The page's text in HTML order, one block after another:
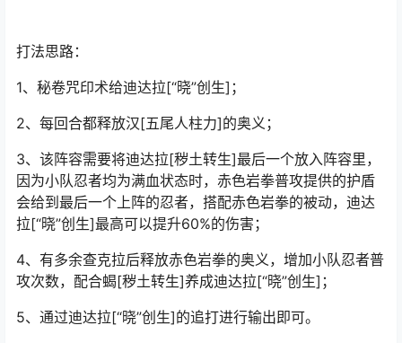
打法思路：
1、秘卷咒印术给迪达拉[“晓”创生]；
2、每回合都释放汉[五尾人柱力]的奥义；
3、该阵容需要将迪达拉[秽土转生]最后一个放入阵容里，
因为小队忍者均为满血状态时，赤色岩拳普攻提供的护盾
会给到最后一个上阵的忍者，搭配赤色岩拳的被动，迪达
拉[“晓”创生]最高可以提升60%的伤害；
4、有多余查克拉后释放赤色岩拳的奥义，增加小队忍者普
攻次数，配合蝎[秽土转生]养成迪达拉[“晓”创生]；
5、通过迪达拉[“晓”创生]的追打进行输出即可。